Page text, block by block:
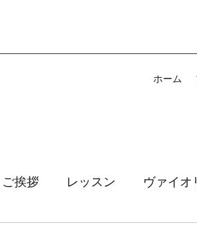
ホーム
ご挨拶 レッスン ヴァイオ